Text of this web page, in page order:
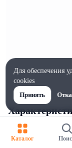
Ширина, мм
210
Каталог
Для обеспечения
cookies
Принять